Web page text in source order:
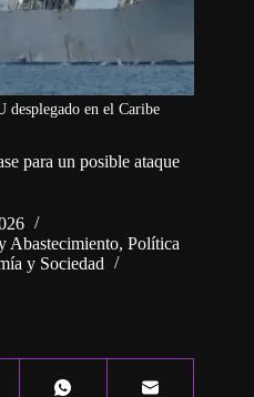
desplegado en el Caribe
para un posible ataque
Abastecimiento, Política
y Sociedad